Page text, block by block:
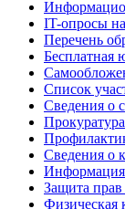
IT-опросы
Перечень
Бесплатная
Список
Сведения о
Прокуратура
Сведения о
Информация
Защита прав
Физическая